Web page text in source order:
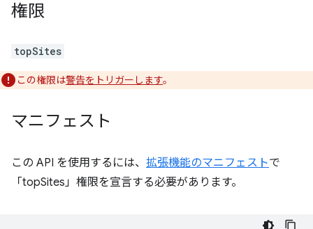
権限
topSites
この権限は警告をトリガーします。
マニフェスト
この API を使用するには、 拡張機能のマニフェストで
「topSites」権限を宣言する必要があります。